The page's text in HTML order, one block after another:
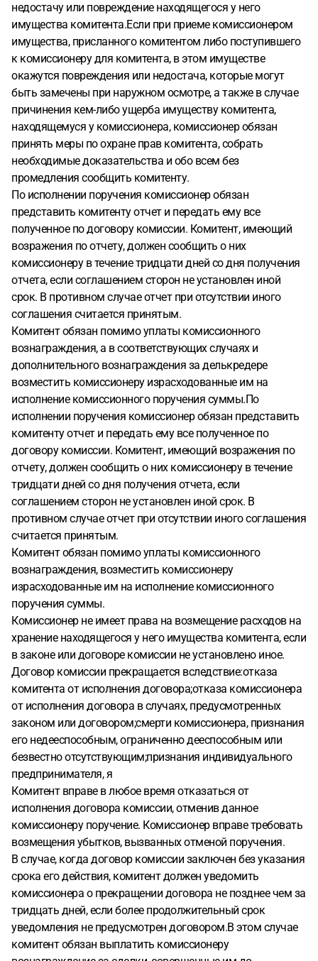
недостачу или повреждение находящегося у него
имущества комитента.Если при приеме комиссионером
имущества, присланного комитентом либо поступившего
к комиссионеру для комитента, в этом имуществе
окажутся повреждения или недостача, которые могут
быть замечены при наружном осмотре, а также в случае
причинения кем-либо ущерба имуществу комитента,
находящемуся у комиссионера, комиссионер обязан
принять меры по охране прав комитента, собрать
необходимые доказательства и обо всем без
промедления сообщить комитенту.
По исполнении поручения комиссионер обязан
представить комитенту отчет и передать ему все
полученное по договору комиссии. Комитент, имеющий
возражения по отчету, должен сообщить о них
комиссионеру в течение тридцати дней со дня получения
отчета, если соглашением сторон не установлен иной
срок. В противном случае отчет при отсутствии иного
соглашения считается принятым.
Комитент обязан помимо уплаты комиссионного
вознаграждения, а в соответствующих случаях и
дополнительного вознаграждения за делькредере
возместить комиссионеру израсходованные им на
исполнение комиссионного поручения суммы.По
исполнении поручения комиссионер обязан представить
комитенту отчет и передать ему все полученное по
договору комиссии. Комитент, имеющий возражения по
отчету, должен сообщить о них комиссионеру в течение
тридцати дней со дня получения отчета, если
соглашением сторон не установлен иной срок. В
противном случае отчет при отсутствии иного соглашения
считается принятым.
Комитент обязан помимо уплаты комиссионного
вознаграждения, возместить комиссионеру
израсходованные им на исполнение комиссионного
поручения суммы.
Комиссионер не имеет права на возмещение расходов на
хранение находящегося у него имущества комитента, если
в законе или договоре комиссии не установлено иное.
Договор комиссии прекращается вследствие:отказа
комитента от исполнения договора;отказа комиссионера
от исполнения договора в случаях, предусмотренных
законом или договором;смерти комиссионера, признания
его недееспособным, ограниченно дееспособным или
безвестно отсутствующим;признания индивидуального
предпринимателя, я
Комитент вправе в любое время отказаться от
исполнения договора комиссии, отменив данное
комиссионеру поручение. Комиссионер вправе требовать
возмещения убытков, вызванных отменой поручения.
В случае, когда договор комиссии заключен без указания
срока его действия, комитент должен уведомить
комиссионера о прекращении договора не позднее чем за
тридцать дней, если более продолжительный срок
уведомления не предусмотрен договором.В этом случае
комитент обязан выплатить комиссионеру